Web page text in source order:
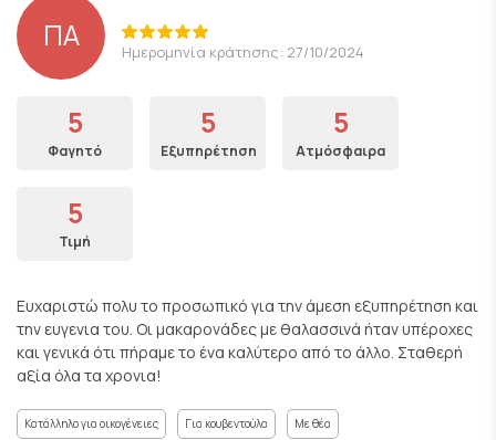
ΠΑ Ημερομηνία κράτησης: 27/10/2024
5
Φαγητό
5
Εξυπηρέτηση
5
Ατμόσφαιρα
5
Τιμή
Ευχαριστώ πολυ το προσωπικό για την άμεση εξυπηρέτηση και
την ευγενια του. Οι μακαρονάδες με θαλασσινά ήταν υπέροχες
και γενικά ότι πήραμε το ένα καλύτερο από το άλλο. Σταθερή
αξία όλα τα χρονια!
Κατάλληλο για οικογένειες Για κουβεντούλα Με θέα